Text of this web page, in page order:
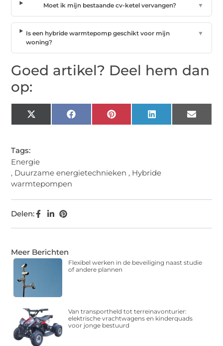
Moet ik mijn bestaande cv-ketel vervangen? ▼
Is een hybride warmtepomp geschikt voor mijn
woning?
▼
Goed artikel? Deel hem dan
op:
X
Facebook Pinterest LinkedIn Email
Tags:
Energie
, Duurzame energietechnieken , Hybride
warmtepompen
Delen:
Meer Berichten
Flexibel werken in de beveiliging naast studie
of andere plannen
Van transportheld tot terreinavonturier:
elektrische vrachtwagens en kinderquads
voor jonge bestuurd